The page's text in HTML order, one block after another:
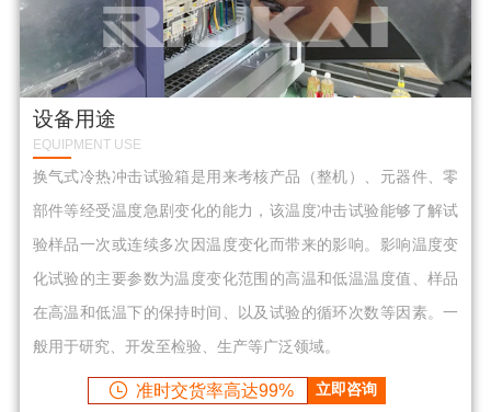
设备用途
EQUIPMENT USE
换气式冷热冲击试验箱是用来考核产品（整机）、元器件、零
部件等经受温度急剧变化的能力，该温度冲击试验能够了解试
验样品一次或连续多次因温度变化而带来的影响。影响温度变
化试验的主要参数为温度变化范围的高温和低温温度值、样品
在高温和低温下的保持时间、以及试验的循环次数等因素。一
般用于研究、开发至检验、生产等广泛领域。
准时交货率高达99% 立即咨询